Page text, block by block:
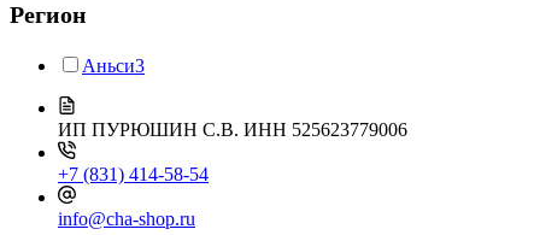
Регион
Аньси3
ИП ПУРЮШИН С.В. ИНН 525623779006
+7 (831) 414-58-54
info@cha-shop.ru